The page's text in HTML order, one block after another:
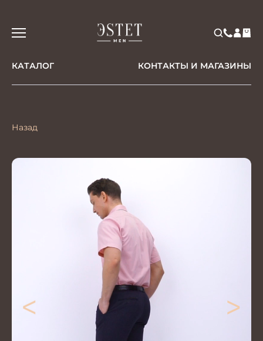
КАТАЛОГ КОНТАКТЫ И МАГАЗИНЫ
Назад
< >